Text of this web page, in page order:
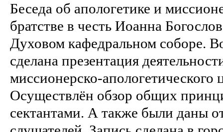
Беседа об апологетике и
братстве в честь Иоанна
Духовом кафедральном соборе.
сделана презентация
миссионерско-апологетического
Осуществлён обзор общих
сектантами. А также были даны